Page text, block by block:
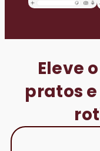
Eleve
pratos